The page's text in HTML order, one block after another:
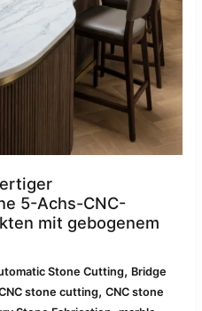
5-Achs-CNC-
mit gebogenem
Stone Cutting, Bridge
stone cutting,CNC stone